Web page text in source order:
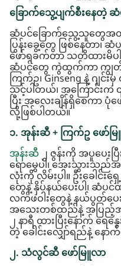
ခြောက်သွေ့ပျက်စီးနေတဲ့
ဆံပင်ခြောက်သွေ့သူတွေအတွ
ပြွန်းခွေ့တွေ ဖြစ်နေတာ
ဖော်ရခက်တာ သတိထားမိပ
ဆံပင်တွေ ကွဲထွက်ကာ ကျွတ်စ
ကြက်ဥ၊ Ginseng နဲ့ ဂျ
သင့်ပါတယ်၊ အကြောင်းက
ပြီး အလေးချိန်ရှိစေကာ
လို့ဖြစ်ပါတယ်။
၁. အုန်းဆီ + ကြက်ဥ ဖော်မ
အုန်းဆီ ၂ ဇွန်းကို အပူပေး
ရောမွှေပါ၊ အေးသွားသည်အ
လုံးကို လိမ်းပါ။ ဦးခေါင်း
တွေနဲ့ နှိပ်နယ်ပေးပါ၊ ဆံ
လက်ဖဝါးတွေနဲ့ နယ်ပွတ်ပေ
အသေးတစ်ထည်နဲ့ အပြည့်အဝ
၂ နာရီ ထားပြီးနောက် ရေနွ
တဲ့ ခေါင်းလျှော်ရည်နဲ့ နော
၂. သံလွင်ဆီ ဖော်မြူလာ